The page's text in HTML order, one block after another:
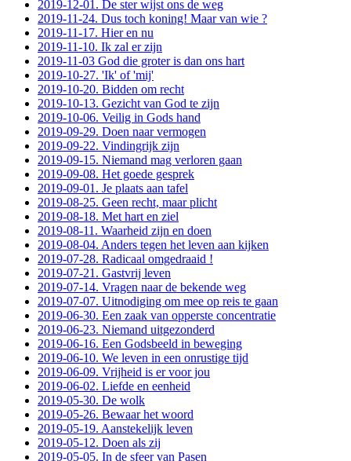
2019-12-01. De ster wijst ons de weg
2019-11-24. Dus toch koning! Maar van wie ?
2019-11-17. Hier en nu
2019-11-10. Ik zal er zijn
2019-11-03 God die groter is dan ons hart
2019-10-27. 'Ik' of 'mij'
2019-10-20. Bidden om recht
2019-10-13. Gezicht van God te zijn
2019-10-06. Veilig in Gods hand
2019-09-29. Doen naar vermogen
2019-09-22. Vindingrijk zijn
2019-09-15. Niemand mag verloren gaan
2019-09-08. Het goede gesprek
2019-09-01. Je plaats aan tafel
2019-08-25. Geen recht, maar plicht
2019-08-18. Met hart en ziel
2019-08-11. Waarheid zijn en doen
2019-08-04. Anders tegen het leven aan kijken
2019-07-28. Radicaal omgedraaid !
2019-07-21. Gastvrij leven
2019-07-14. Vragen naar de bekende weg
2019-07-07. Uitnodiging om mee op reis te gaan
2019-06-30. Een zaak van opperste concentratie
2019-06-23. Niemand uitgezonderd
2019-06-16. Een Godsbeeld in beweging
2019-06-10. We leven in een onrustige tijd
2019-06-09. Vrijheid is er voor jou
2019-06-02. Liefde en eenheid
2019-05-30. De wolk
2019-05-26. Bewaar het woord
2019-05-19. Aanstekelijk leven
2019-05-12. Doen als zij
2019-05-05. In de sfeer van Pasen